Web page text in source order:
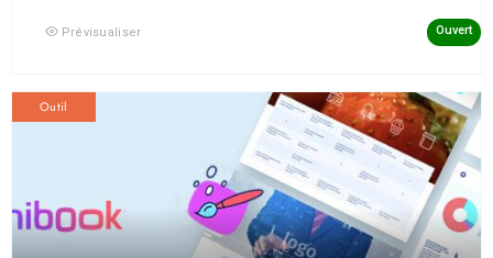
Prévisualiser Ouvert
Outil